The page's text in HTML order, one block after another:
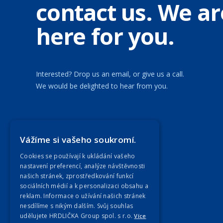
contact us. We
here for you.
Interested? Drop us an email, or give us a call.
We would be delighted to hear from you.
Our Companies
Vážíme si vašeho soukromí.
Cookies se používají k ukládání vašeho
nastavení preferencí, analýze návštěvnosti
našich stránek, zprostředkování funkcí
sociálních médií a k personalizaci obsahu a
reklam. Informace o užívání našich stránek
nesdílíme s nikým dalším. Svůj souhlas
udělujete HRDLIČKA Group spol. s r.o.Více